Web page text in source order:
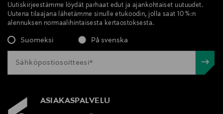
Uutiskirjeestämme löydät parhaat edut ja ajankohtaiset uutuudet.
Uutena tilaajana lähetämme sinulle etukoodin, jolla saat 10 %:n
alennuksen normaalihintaisesta kertaostoksesta.
Suomeksi På svenska
ASIAKASPALVELU